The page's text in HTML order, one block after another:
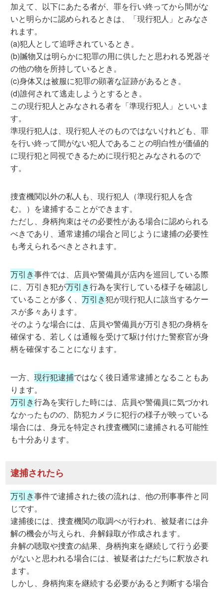
加えて、以下にあたる者が、罪を行い終ってから間がな
いと明らかに認められるときは、「現行犯人」とみなさ
れます。
(a)犯人として追呼されているとき。
(b)贓物又は明らかに犯罪の用に供したと思われる兇器そ
の他の物を所持しているとき。
(c)身体又は被服に犯罪の顕著な証跡があるとき。
(d)誰何されて逃走しようとするとき。
この現行犯人とみなされる者を「準現行犯人」といいま
す。
準現行犯人は、現行犯人そのものではないけれども、罪
を行い終って間がない犯人であることの明白性が価値的
に現行犯と同視できるために現行犯とみなされるので
す。
捜査機関以外の私人も、現行犯人（準現行犯人を含
む。）を逮捕することができます。
ただし、身柄拘束はその必要性がある場合に認められる
べきであり、通常逮捕の場合と同じように逮捕の必要性
も考えられるべきとされます。
万引き事件では、店員や警備員が店内を巡回している際
に、万引き犯が万引き行為を実行している様子を確認し
ていることが多く、万引き犯が現行犯人に該当するケー
スが多々あります。
そのような場合には、店員や警備員が万引き犯の身柄を
確保する、若しくは通報を受けて駆け付けた警察官が身
柄を確保することになります。
一方、現行犯逮捕ではなく後日通常逮捕となることもあ
ります。
万引き行為を実行した時には、店員や警備員に気づかれ
なかったものの、防犯カメラに犯行の様子が映っている
場合には、身元を特定され捜査機関に逮捕される可能性
も十分あります。
逮捕されたら
万引き事件で逮捕された後の流れは、他の刑事事件と同
じです。
逮捕後には、捜査機関の取調べが行われ、被疑者には弁
解の機会が与えられ、弁解録取が作成されます。
弁解の聴取や捜査の結果、身柄拘束を継続して行う必要
がないと思われる場合には、被疑者はただちに釈放され
ます。
しかし、身柄拘束を継続する必要があると判断する場合